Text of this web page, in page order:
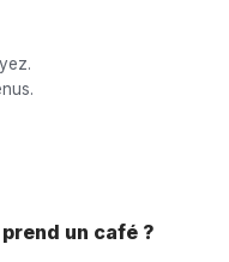
prend un café ?